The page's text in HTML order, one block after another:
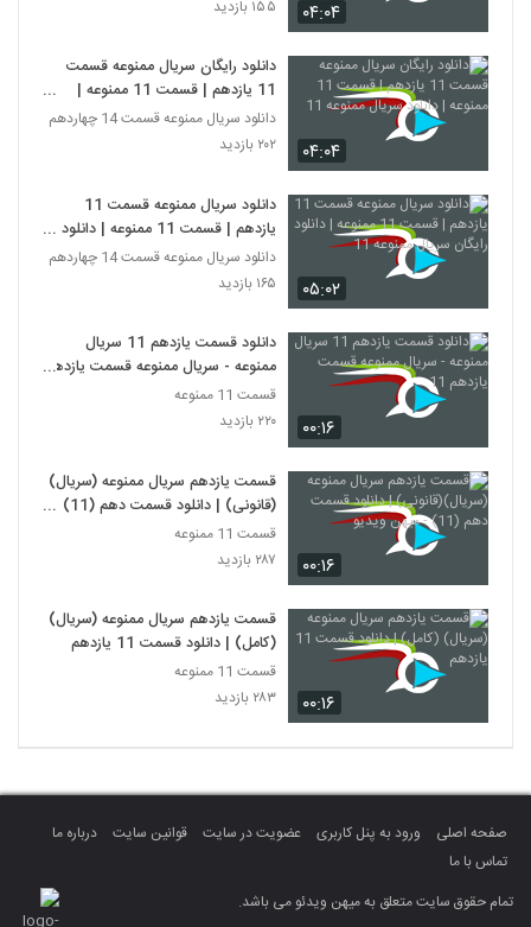
۰۴:۰۴
۱۵۵ بازدید
۰۴:۰۴
دانلود رایگان سریال ممنوعه قسمت
11 یازدهم | قسمت 11 ممنوعه |
دانلود سریال ممنوعه 11
دانلود سریال ممنوعه قسمت 14 چهاردهم
۲۰۲ بازدید
۰۵:۰۲
دانلود سریال ممنوعه قسمت 11
یازدهم | قسمت 11 ممنوعه | دانلود
رایگان سریال ممنوعه 11
دانلود سریال ممنوعه قسمت 14 چهاردهم
۱۶۵ بازدید
۰۰:۱۶
دانلود قسمت یازدهم 11 سریال
ممنوعه - سریال ممنوعه قسمت یازدهم
11
قسمت 11 ممنوعه
۲۲۰ بازدید
۰۰:۱۶
قسمت یازدهم سریال ممنوعه (سریال)
(قانونی) | دانلود قسمت دهم (11) -
میهن ویدیو
قسمت 11 ممنوعه
۲۸۷ بازدید
۰۰:۱۶
قسمت یازدهم سریال ممنوعه (سریال)
(کامل) | دانلود قسمت 11 یازدهم
قسمت 11 ممنوعه
۲۸۳ بازدید
صفحه اصلی ورود به پنل کاربری عضویت در سایت قوانین سایت
درباره ما
تماس با ما
تمام حقوق سایت متعلق به میهن ویدئو می باشد.